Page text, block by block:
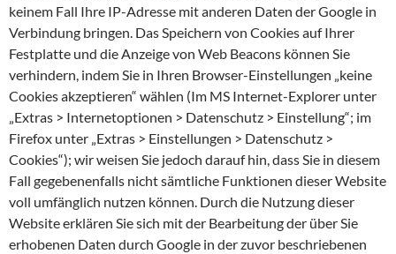
keinem Fall Ihre IP-Adresse mit anderen Daten der Google in
Verbindung bringen. Das Speichern von Cookies auf Ihrer
Festplatte und die Anzeige von Web Beacons können Sie
verhindern, indem Sie in Ihren Browser-Einstellungen „keine
Cookies akzeptieren“ wählen (Im MS Internet-Explorer unter
„Extras > Internetoptionen > Datenschutz > Einstellung“; im
Firefox unter „Extras > Einstellungen > Datenschutz >
Cookies“); wir weisen Sie jedoch darauf hin, dass Sie in diesem
Fall gegebenenfalls nicht sämtliche Funktionen dieser Website
voll umfänglich nutzen können. Durch die Nutzung dieser
Website erklären Sie sich mit der Bearbeitung der über Sie
erhobenen Daten durch Google in der zuvor beschriebenen